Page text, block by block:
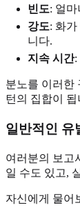
빈도: 얼
강도: 화
니다.
지속 시간:
분노를 이러한
턴의 집합이 됩
일반적인 유
여러분의 보고
일 수도 있고,
자신에게 물어